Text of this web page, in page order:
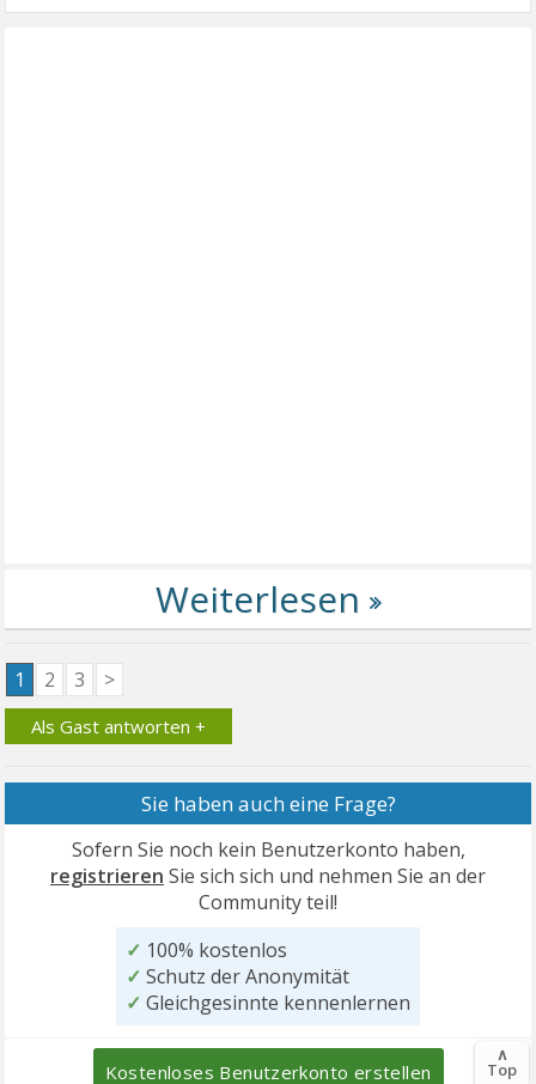
1 2 3 >
Als Gast antworten +
Sie haben auch eine Frage?
Sofern Sie noch kein Benutzerkonto haben,
registrieren Sie sich sich und nehmen Sie an der
Community teil!
✓ 100% kostenlos
✓ Schutz der Anonymität
✓ Gleichgesinnte kennenlernen
Kostenloses Benutzerkonto erstellen
∧
Top